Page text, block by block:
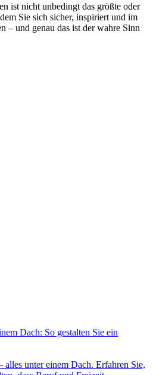
ist nicht unbedingt das größte oder
Sie sich sicher, inspiriert und im
– und genau das ist der wahre Sinn
Dach: So gestalten Sie ein
alles unter einem Dach. Erfahren Sie,